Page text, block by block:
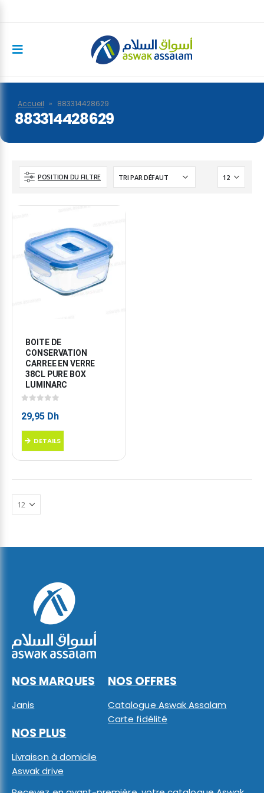
Accueil » 883314428629
883314428629
POSITION DU FILTRE
BOITE DE
CONSERVATION
CARREE EN VERRE
38CL PURE BOX
LUMINARC
29,95 Dh
DETAILS
NOS MARQUES
Janis
NOS OFFRES
Catalogue Aswak Assalam
Carte fidélité
NOS PLUS
Livraison à domicile
Aswak drive